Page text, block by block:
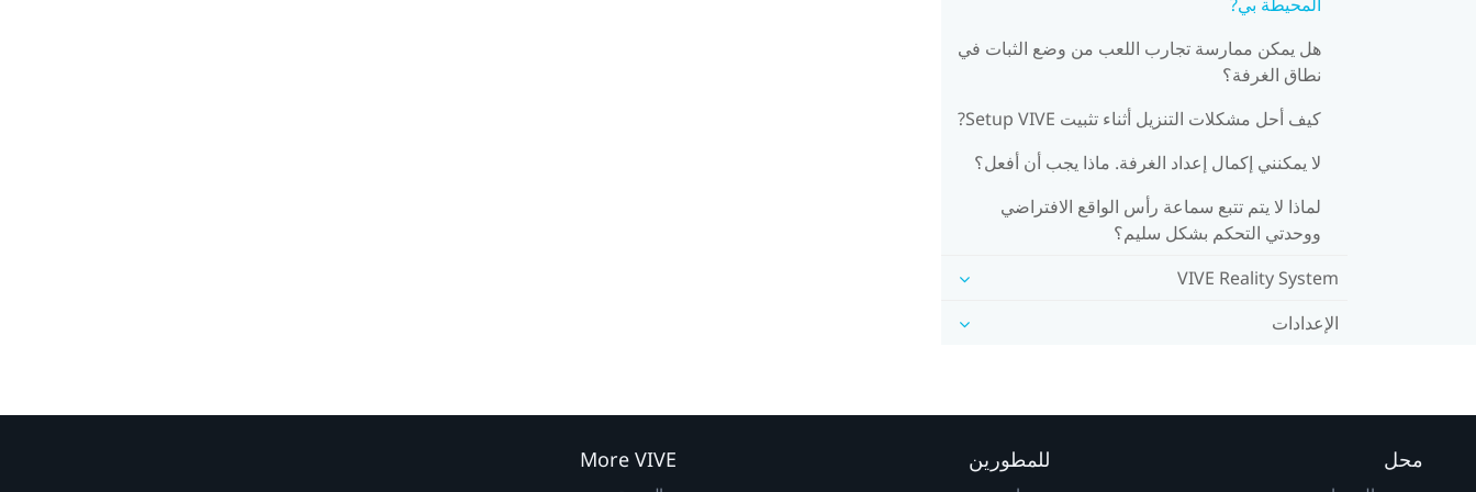
هل يمكن ممارسة تجارب اللعب من وضع الثبات في
نطاق الغرفة؟
كيف أحل مشكلات التنزيل أثناء تثبيت Setup VIVE?
لا يمكنني إكمال إعداد الغرفة. ماذا يجب أن أفعل؟
لماذا لا يتم تتبع سماعة رأس الواقع الافتراضي
ووحدتي التحكم بشكل سليم؟
VIVE Reality System
الإعدادات
محل للمطورين More VIVE